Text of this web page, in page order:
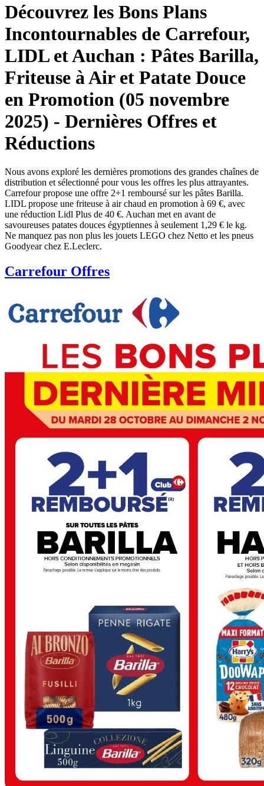
Découvrez les Bons Plans
Incontournables de Carrefour,
LIDL et Auchan : Pâtes Barilla,
Friteuse à Air et Patate Douce
en Promotion (05 novembre
2025) - Dernières Offres et
Réductions
Nous avons exploré les dernières promotions des grandes chaînes de
distribution et sélectionné pour vous les offres les plus attrayantes.
Carrefour propose une offre 2+1 remboursé sur les pâtes Barilla.
LIDL propose une friteuse à air chaud en promotion à 69 €, avec
une réduction Lidl Plus de 40 €. Auchan met en avant de
savoureuses patates douces égyptiennes à seulement 1,29 € le kg.
Ne manquez pas non plus les jouets LEGO chez Netto et les pneus
Goodyear chez E.Leclerc.
Carrefour Offres